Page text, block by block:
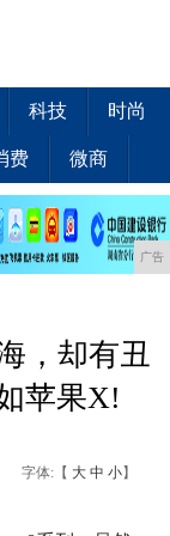
科技 时尚
费 微商
广告
，却有丑
苹果X!
字体:【 大 中 小】